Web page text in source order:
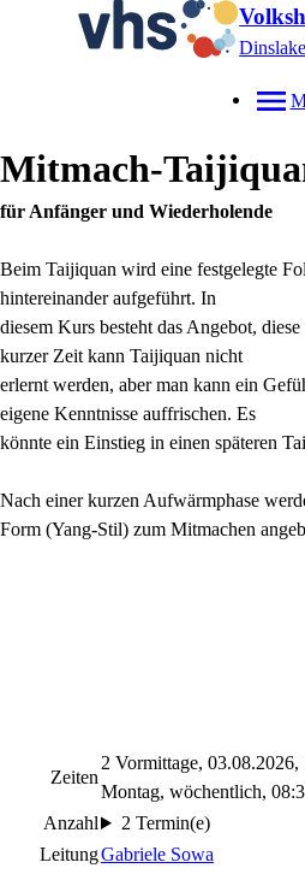
Mitmach-
für Anfänger und Wiederholende
Beim Taijiquan wird eine festgelegte
hintereinander aufgeführt. In
diesem Kurs besteht das Angebot,
kurzer Zeit kann Taijiquan nicht
erlernt werden, aber man kann ein
eigene Kenntnisse auffrischen. Es
könnte ein Einstieg in einen späteren
Nach einer kurzen Aufwärmphase
Form (Yang-Stil) zum Mitmachen
Zeiten
2 Vormittage, 03.08.2026,
Montag, wöchentlich,
Anzahl
2 Termin(e)
LeitungGabriele Sowa